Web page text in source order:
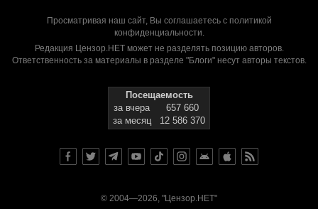
Просматривая наш сайт, Вы соглашаетесь с политикой
конфиденциальности.
Редакция Цензор.НЕТ может не разделять позицию авторов.
Ответственность за материалы в разделе "Блоги" несут авторы текстов.
Посещаемость
за вчера
657 660
за месяц
12 586 370
© 2004—2026, "Цензор.НЕТ"